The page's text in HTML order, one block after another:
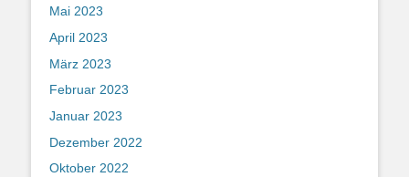
Mai 2023
April 2023
März 2023
Februar 2023
Januar 2023
Dezember 2022
Oktober 2022